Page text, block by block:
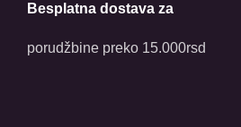
Besplatna dostava za
porudžbine preko 15.000rsd